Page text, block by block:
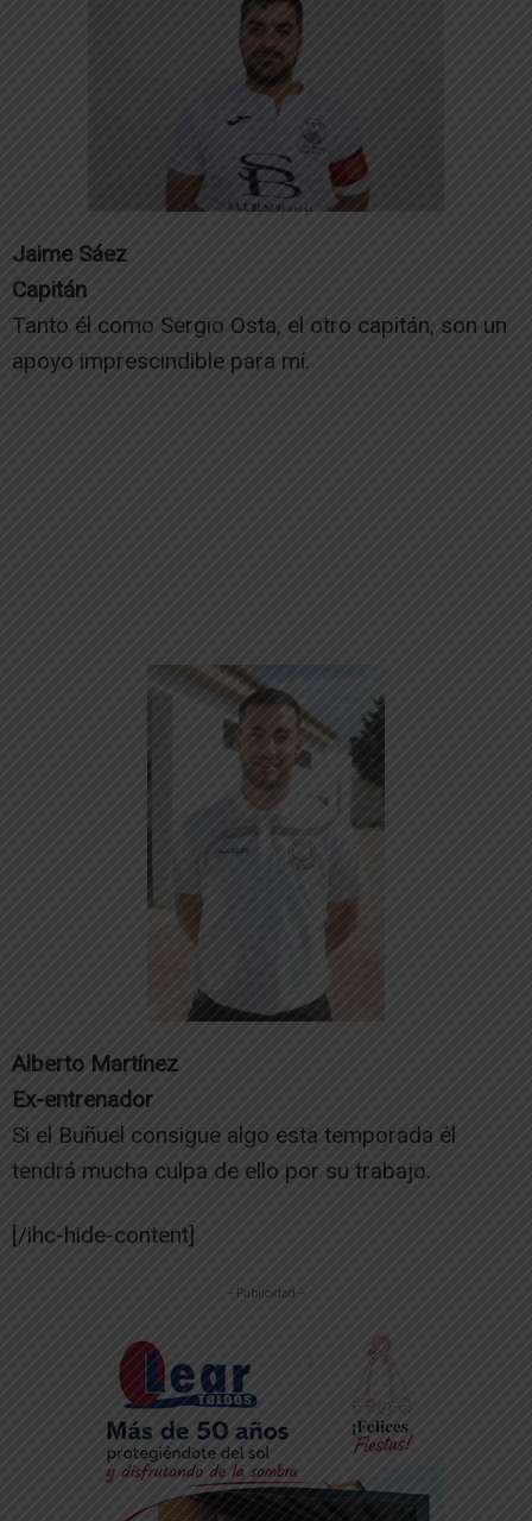
Jaime Sáez
Capitán
Tanto él como Sergio Osta, el otro capitán, son un
apoyo imprescindible para mí.
Alberto Martínez
Ex-entrenador
Si el Buñuel consigue algo esta temporada él
tendrá mucha culpa de ello por su trabajo.
[/ihc-hide-content]
-- Publicidad --